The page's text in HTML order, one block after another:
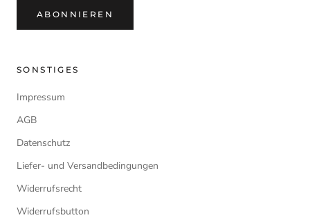
ABONNIEREN
SONSTIGES
Impressum
AGB
Datenschutz
Liefer- und Versandbedingungen
Widerrufsrecht
Widerrufsbutton